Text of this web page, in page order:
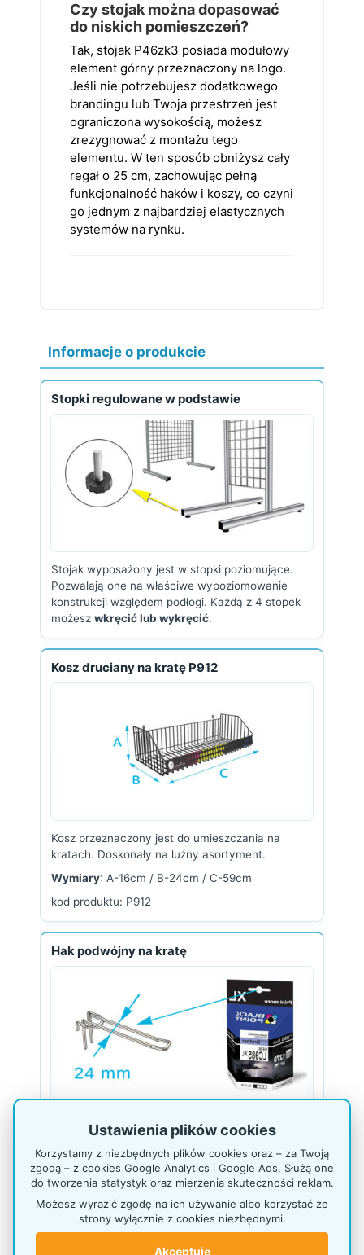
Czy stojak można dopasować
do niskich pomieszczeń?
Tak, stojak P46zk3 posiada modułowy
element górny przeznaczony na logo.
Jeśli nie potrzebujesz dodatkowego
brandingu lub Twoja przestrzeń jest
ograniczona wysokością, możesz
zrezygnować z montażu tego
elementu. W ten sposób obniżysz cały
regał o 25 cm, zachowując pełną
funkcjonalność haków i koszy, co czyni
go jednym z najbardziej elastycznych
systemów na rynku.
Informacje o produkcie
Stopki regulowane w podstawie
Stojak wyposażony jest w stopki poziomujące.
Pozwalają one na właściwe wypoziomowanie
konstrukcji względem podłogi. Każdą z 4 stopek
możesz wkręcić lub wykręcić.
Kosz druciany na kratę P912
Kosz przeznaczony jest do umieszczania na
kratach. Doskonały na luźny asortyment.
Wymiary: A-16cm / B-24cm / C-59cm
kod produktu: P912
Hak podwójny na kratę
Hak można stosować na stojakach z kratą oraz
kratownicach ściennych. Rozstaw uchwytu 24–
26 mm sprawia, że pasuje do większości
popularnych opakowań z euro-dziurką, dlatego
łatwo dopasować go do różnych grup
produktów. Produkt ten jest wykonywanyz drutu
4 mm.
Ustawienia plików cookies
Korzystamy z niezbędnych plików cookies oraz – za Twoją
zgodą – z cookies Google Analytics i Google Ads. Służą one
do tworzenia statystyk oraz mierzenia skuteczności reklam.
Możesz wyrazić zgodę na ich używanie albo korzystać ze
strony wyłącznie z cookies niezbędnymi.
Akceptuję